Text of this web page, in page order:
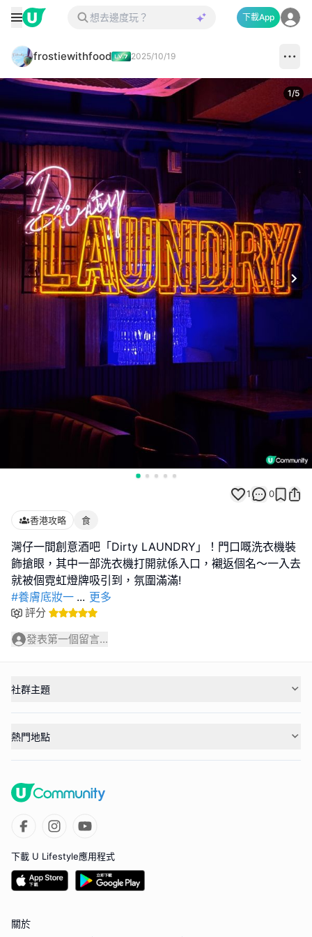
下載App
frostiewithfood 2025/10/19
1/5
1 0
香港攻略 食
灣仔一間創意酒吧「Dirty LAUNDRY」！門口嘅洗衣機裝
飾搶眼，其中一部洗衣機打開就係入口，襯返個名～一入去
#養膚底妝一 ... 更多
評分
發表第一個留言...
社群主題
熱門地點
下載 U Lifestyle應用程式
關於